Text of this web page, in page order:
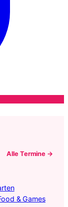
Alle Termine →